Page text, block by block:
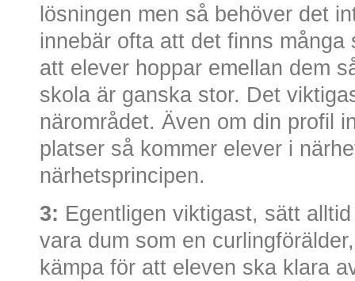
lösningen men så behöver det
innebär ofta att det finns
att elever hoppar emellan dem
skola är ganska stor. Det
närområdet. Även om din profil
platser så kommer elever i
närhetsprincipen.
3: Egentligen viktigast, sätt
vara dum som en
kämpa för att eleven ska klara